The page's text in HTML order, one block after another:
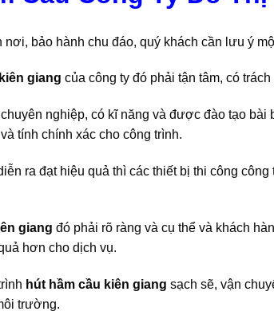
bảo hành chu đáo, quý khách cần lưu ý
giang của công ty đó phải tận tâm, có
nghiệp, có kĩ năng và được đào tạo bài
tính chính xác cho công trình.
ra đạt hiệu quả thì các thiết bị thi công
giang đó phải rõ ràng và cụ thể và khách
hơn cho dịch vụ.
hút hầm cầu kiên giang sạch sẽ, vận
trường.